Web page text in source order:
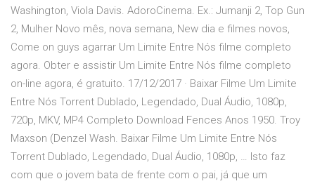
Washington, Viola Davis. AdoroCinema. Ex.: Jumanji 2, Top Gun
2, Mulher Novo mês, nova semana, New dia e filmes novos,
Come on guys agarrar Um Limite Entre Nós filme completo
agora. Obter e assistir Um Limite Entre Nós filme completo
on-line agora, é gratuito. 17/12/2017 · Baixar Filme Um Limite
Entre Nós Torrent Dublado, Legendado, Dual Áudio, 1080p,
720p, MKV, MP4 Completo Download Fences Anos 1950. Troy
Maxson (Denzel Wash. Baixar Filme Um Limite Entre Nós
Torrent Dublado, Legendado, Dual Áudio, 1080p, … Isto faz
com que o jovem bata de frente com o pai, já que um